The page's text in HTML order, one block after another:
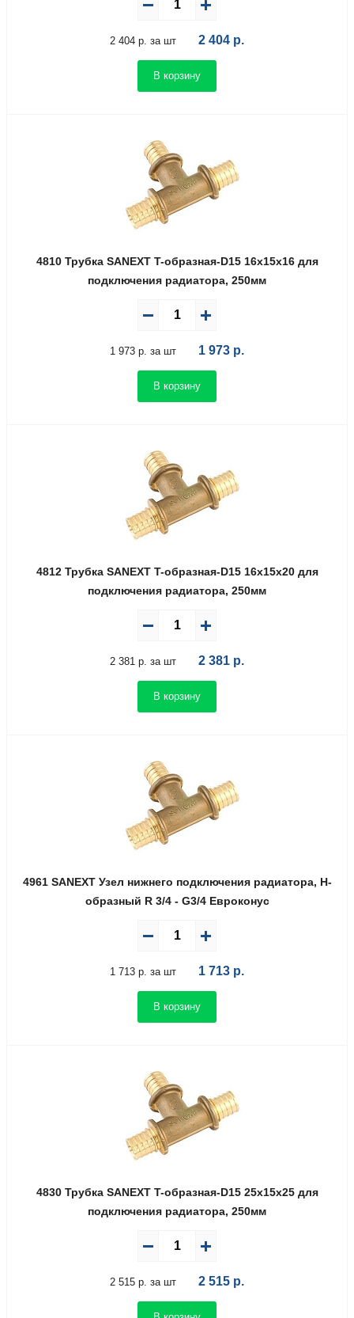
2 404 р. за шт 2 404 р.
В корзину
4810 Трубка SANEXT T-образная-D15 16х15х16 для
подключения радиатора, 250мм
1 973 р. за шт 1 973 р.
В корзину
4812 Трубка SANEXT T-образная-D15 16х15х20 для
подключения радиатора, 250мм
2 381 р. за шт 2 381 р.
В корзину
4961 SANEXT Узел нижнего подключения радиатора, Н-
образный R 3/4 - G3/4 Евроконус
1 713 р. за шт 1 713 р.
В корзину
4830 Трубка SANEXT T-образная-D15 25х15х25 для
подключения радиатора, 250мм
2 515 р. за шт 2 515 р.